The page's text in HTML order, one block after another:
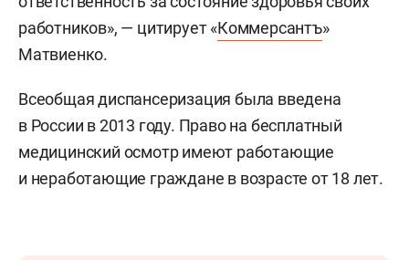
работников», — цитирует «Коммерсантъ»
Матвиенко.
Всеобщая диспансеризация была введена
в России в 2013 году. Право на бесплатный
медицинский осмотр имеют работающие
и неработающие граждане в возрасте от 18 лет.